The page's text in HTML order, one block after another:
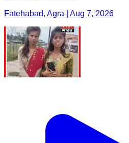
Fatehabad, Agra | Aug 7, 2026